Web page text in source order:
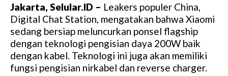
Jakarta, Selular.ID – Leakers populer China,
Digital Chat Station, mengatakan bahwa Xiaomi
sedang bersiap meluncurkan ponsel flagship
dengan teknologi pengisian daya 200W baik
dengan kabel. Teknologi ini juga akan memiliki
fungsi pengisian nirkabel dan reverse charger.